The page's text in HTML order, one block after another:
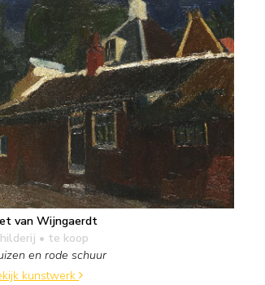
van Wijngaerdt
• te koop
en rode schuur
kunstwerk